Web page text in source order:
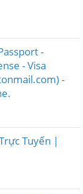
-
- Visa
-
Tuyến |